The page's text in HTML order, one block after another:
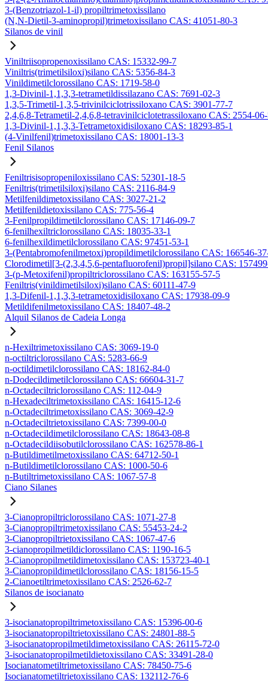
3-(Benzotriazol-1-il) propiltrimetoxissilano
(N,N-Dietil-3-aminopropil)trimetoxissilano CAS: 41051-80-3
Silanos de vinil
Viniltriisopropenoxissilano CAS: 15332-99-7
Viniltris(trimetilsiloxi)silano CAS: 5356-84-3
Vinildimetilclorossilano CAS: 1719-58-0
1,3-Divinil-1,1,3,3-tetrametildissilazano CAS: 7691-02-3
1,3,5-Trimetil-1,3,5-trivinilciclotrissiloxano CAS: 3901-77-7
2,4,6,8-Tetrametil-2,4,6,8-tetravinilciclotetrassiloxano CAS: 2554-
1,3-Divinil-1,1,3,3-Tetrametoxidisiloxano CAS: 18293-85-1
(4-Vinilfenil)trimetoxissilano CAS: 18001-13-3
Fenil Silanos
Feniltrisisopropeniloxissilano CAS: 52301-18-5
Feniltris(trimetilsiloxi)silano CAS: 2116-84-9
Metilfenildimetoxissilano CAS: 3027-21-2
Metilfenildietoxissilano CAS: 775-56-4
3-Fenilpropildimetilclorossilano CAS: 17146-09-7
6-fenilhexiltriclorossilano CAS: 18035-33-1
6-fenilhexildimetilclorossilano CAS: 97451-53-1
3-(Pentabromofenilmetoxi)propildimetilclorossilano CAS: 166546-
Clorodimetil[3-(2,3,4,5,6-pentafluorofenil)propil]silano CAS:
3-(p-Metoxifenil)propiltriclorossilano CAS: 163155-57-5
Feniltris(vinildimetilsiloxi)silano CAS: 60111-47-9
1,3-Difenil-1,1,3,3-tetrametoxidisiloxano CAS: 17938-09-9
Metildifenilmetoxissilano CAS: 18407-48-2
Alquil Silanos de Cadeia Longa
n-Hexiltrimetoxissilano CAS: 3069-19-0
n-octiltriclorossilano CAS: 5283-66-9
n-octildimetilclorossilano CAS: 18162-84-0
n-Dodecildimetilclorossilano CAS: 66604-31-7
n-Octadeciltriclorossilano CAS: 112-04-9
n-Hexadeciltrimetoxissilano CAS: 16415-12-6
n-Octadeciltrimetoxissilano CAS: 3069-42-9
n-Octadeciltrietoxissilano CAS: 7399-00-0
n-Octadecildimetilclorossilano CAS: 18643-08-8
n-Octadecildiisobutilclorossilano CAS: 162578-86-1
n-Butildimetilmetoxissilano CAS: 64712-50-1
n-Butildimetilclorossilano CAS: 1000-50-6
n-Butiltrimetoxissilano CAS: 1067-57-8
Ciano Silanes
3-Cianopropiltriclorossilano CAS: 1071-27-8
3-Cianopropiltrimetoxissilano CAS: 55453-24-2
3-Cianopropiltrietoxissilano CAS: 1067-47-6
3-cianopropilmetildiclorossilano CAS: 1190-16-5
3-Cianopropilmetildimetoxissilano CAS: 153723-40-1
3-Cianopropildimetilclorossilano CAS: 18156-15-5
2-Cianoetiltrimetoxissilano CAS: 2526-62-7
Silanos de isocianato
3-isocianatopropiltrimetoxissilano CAS: 15396-00-6
3-isocianatopropiltrietoxissilano CAS: 24801-88-5
3-isocianatopropilmetildimetoxissilano CAS: 26115-72-0
3-isocianatopropilmetildietoxissilano CAS: 33491-28-0
Isocianatometiltrimetoxissilano CAS: 78450-75-6
Isocianatometiltrietoxissilano CAS: 132112-76-6